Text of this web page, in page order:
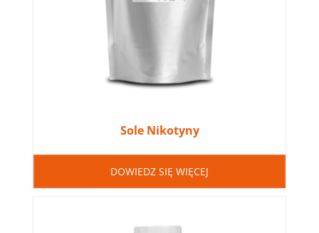
Sole Nikotyny
DOWIEDZ SIĘ WIĘCEJ